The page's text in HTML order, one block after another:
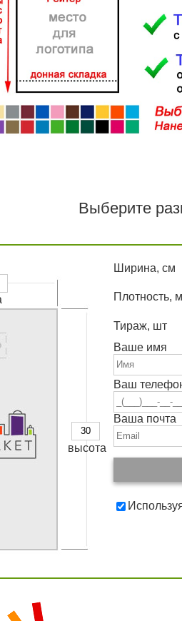
Выберите
высота
Ширина, см
Плотность,
Тираж, шт
Ваше имя
Ваш
Ваша почта